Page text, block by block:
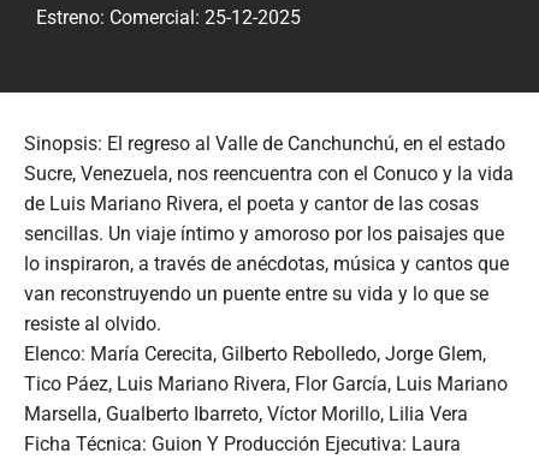
Estreno: Comercial: 25-12-2025
Sinopsis: El regreso al Valle de Canchunchú, en el estado
Sucre, Venezuela, nos reencuentra con el Conuco y la vida
de Luis Mariano Rivera, el poeta y cantor de las cosas
sencillas. Un viaje íntimo y amoroso por los paisajes que
lo inspiraron, a través de anécdotas, música y cantos que
van reconstruyendo un puente entre su vida y lo que se
resiste al olvido.
Elenco: María Cerecita, Gilberto Rebolledo, Jorge Glem,
Tico Páez, Luis Mariano Rivera, Flor García, Luis Mariano
Marsella, Gualberto Ibarreto, Víctor Morillo, Lilia Vera
Ficha Técnica: Guion Y Producción Ejecutiva: Laura